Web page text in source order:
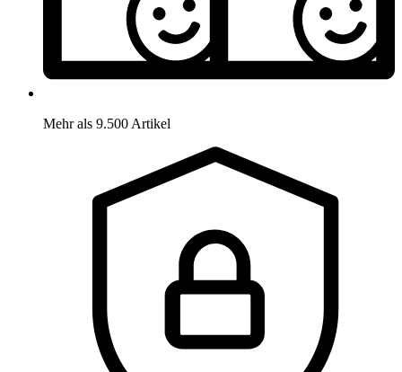
Mehr als 9.500 Artikel